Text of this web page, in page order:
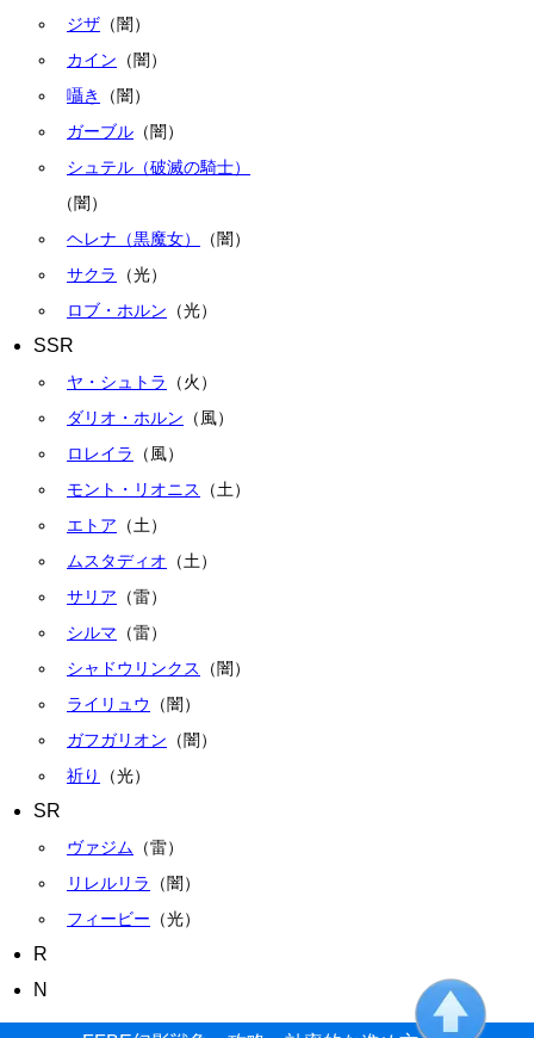
ジザ （闇）
カイン （闇）
囁き
（闇）
ガーブル （闇）
シュテル（破滅の騎士）
（闇）
ヘレナ（黒魔女）
（闇）
サクラ
（光）
ロブ・ホルン （光）
SSR
ヤ・シュトラ
（火）
ダリオ・ホルン （風）
ロレイラ
（風）
モント・リオニス
（土）
エトア （土）
ムスタディオ （土）
サリア （雷）
シルマ （雷）
シャドウリンクス
（闇）
ライリュウ
（闇）
ガフガリオン （闇）
祈り
（光）
SR
ヴァジム （雷）
リレルリラ
（闇）
フィービー （光）
R
N